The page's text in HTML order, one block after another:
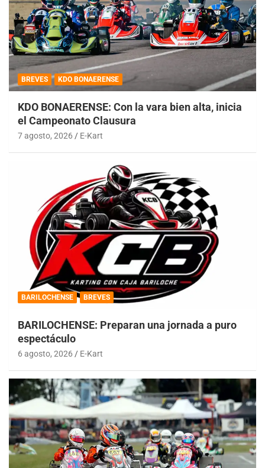
BREVES KDO BONAERENSE
KDO BONAERENSE: Con la vara bien alta, inicia
el Campeonato Clausura
7 agosto, 2026 E-Kart
BARILOCHENSE BREVES
BARILOCHENSE: Preparan una jornada a puro
espectáculo
6 agosto, 2026 E-Kart